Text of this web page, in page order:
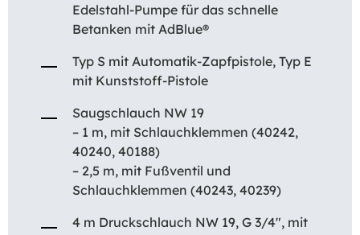
Edelstahl-Pumpe für das schnelle
Betanken mit AdBlue®
Typ S mit Automatik-Zapfpistole, Typ E
mit Kunststoff-Pistole
Saugschlauch NW 19
– 1 m, mit Schlauchklemmen (40242,
40240, 40188)
– 2,5 m, mit Fußventil und
Schlauchklemmen (40243, 40239)
4 m Druckschlauch NW 19, G 3/4″, mit